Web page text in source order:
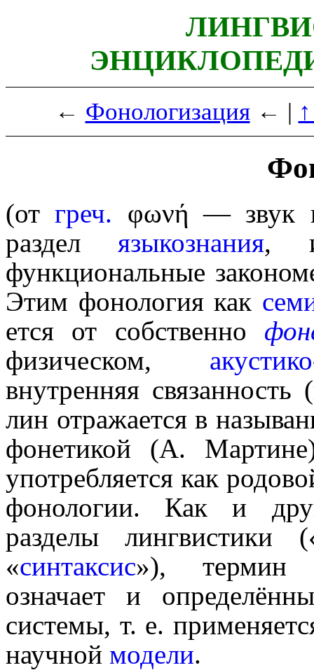
← Фонологизация← |
(отгреч. φωνή —
раздел языкознания,
функциональные
Этим фонология как
ет­ся от собственно
физическом, акустико
внутренняя
лин отражается в
фонетикой (А.
употреб­ля­ет­ся как
фонологии. Как и
разделы лингвистики
«синтаксис»), термин
означает и
системы, т. е.
научной модели.